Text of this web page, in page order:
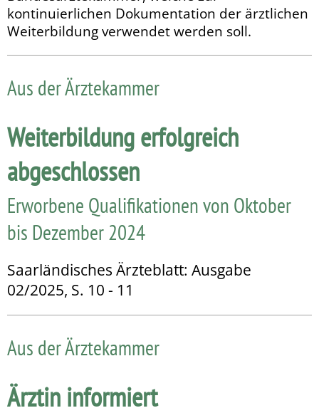
kontinuierlichen Dokumentation der ärztlichen
Weiterbildung verwendet werden soll.
Aus der Ärztekammer
Weiterbildung erfolgreich
abgeschlossen
Erworbene Qualifikationen von Oktober
bis Dezember 2024
Saarländisches Ärzteblatt: Ausgabe
02/2025, S. 10 - 11
Aus der Ärztekammer
Ärztin informiert